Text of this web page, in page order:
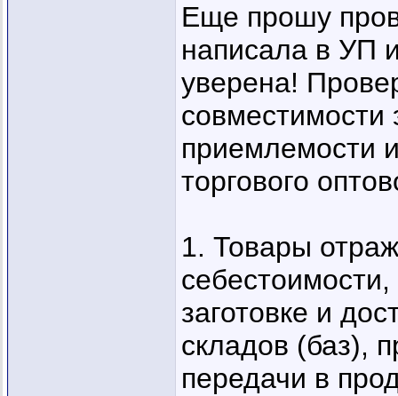
Еще прошу
написала в УП
уверена!
совместимости
приемлемости
торгового
1. Товары
заготовке и
складов (баз),
передачи в